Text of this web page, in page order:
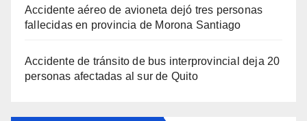
Accidente aéreo de avioneta dejó tres personas
fallecidas en provincia de Morona Santiago
Accidente de tránsito de bus interprovincial deja 20
personas afectadas al sur de Quito